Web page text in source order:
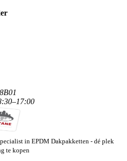
in EPDM Dakpakketten - dé plek
te kopen